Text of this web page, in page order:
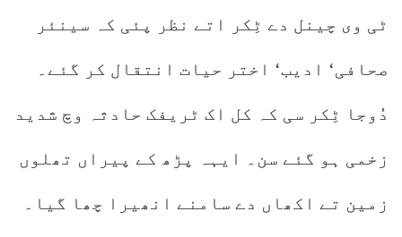
ٹی وی چینل دے ٹِکر اتے نظر پئی کہ سینئر
صحافی‘ ادیب‘ اختر حیات انتقال کر گئے۔
دُوجا ٹِکر سی کہ کل اک ٹریفک حادثہ وچ شدید
زخمی ہو گئے سن۔ ایہہ پڑھ کے پیراں تھلوں
زمین تے اکھاں دے سامنے انھیرا چھا گیا۔